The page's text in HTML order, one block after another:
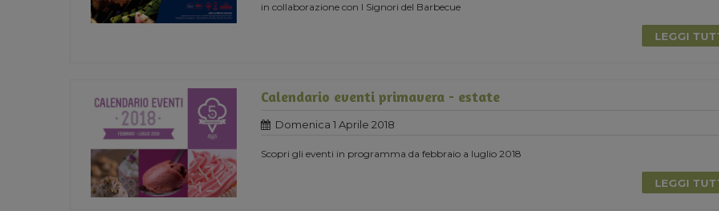
in collaborazione con I Signori del Barbecue
LEGGI
Calendario eventi primavera - estate
Domenica 1 Aprile 2018
Scopri gli eventi in programma da febbraio a luglio 2018
LEGGI